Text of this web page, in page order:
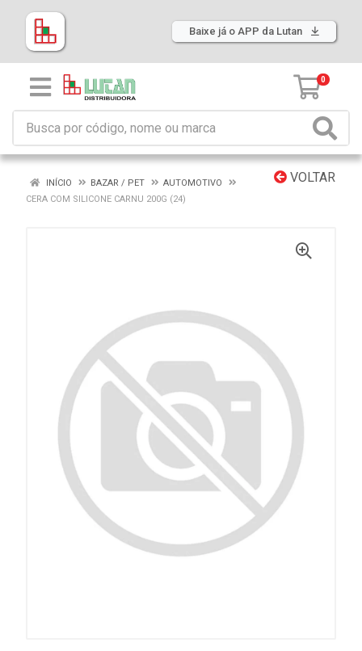
Baixe já o APP da Lutan
0
VOLTAR
INÍCIO BAZAR / PET
AUTOMOTIVO
CERA COM SILICONE CARNU 200G (24)